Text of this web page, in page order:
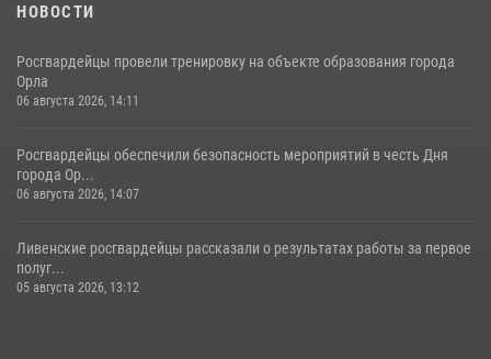
НОВОСТИ
Росгвардейцы провели тренировку на объекте образования города
Орла
06 августа 2026, 14:11
Росгвардейцы обеспечили безопасность мероприятий в честь Дня
города Ор...
06 августа 2026, 14:07
Ливенские росгвардейцы рассказали о результатах работы за первое
полуг...
05 августа 2026, 13:12